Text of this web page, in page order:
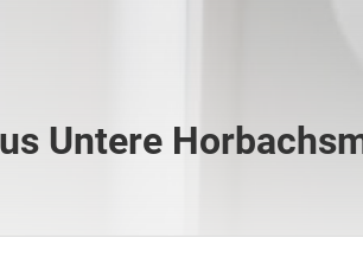
Untere